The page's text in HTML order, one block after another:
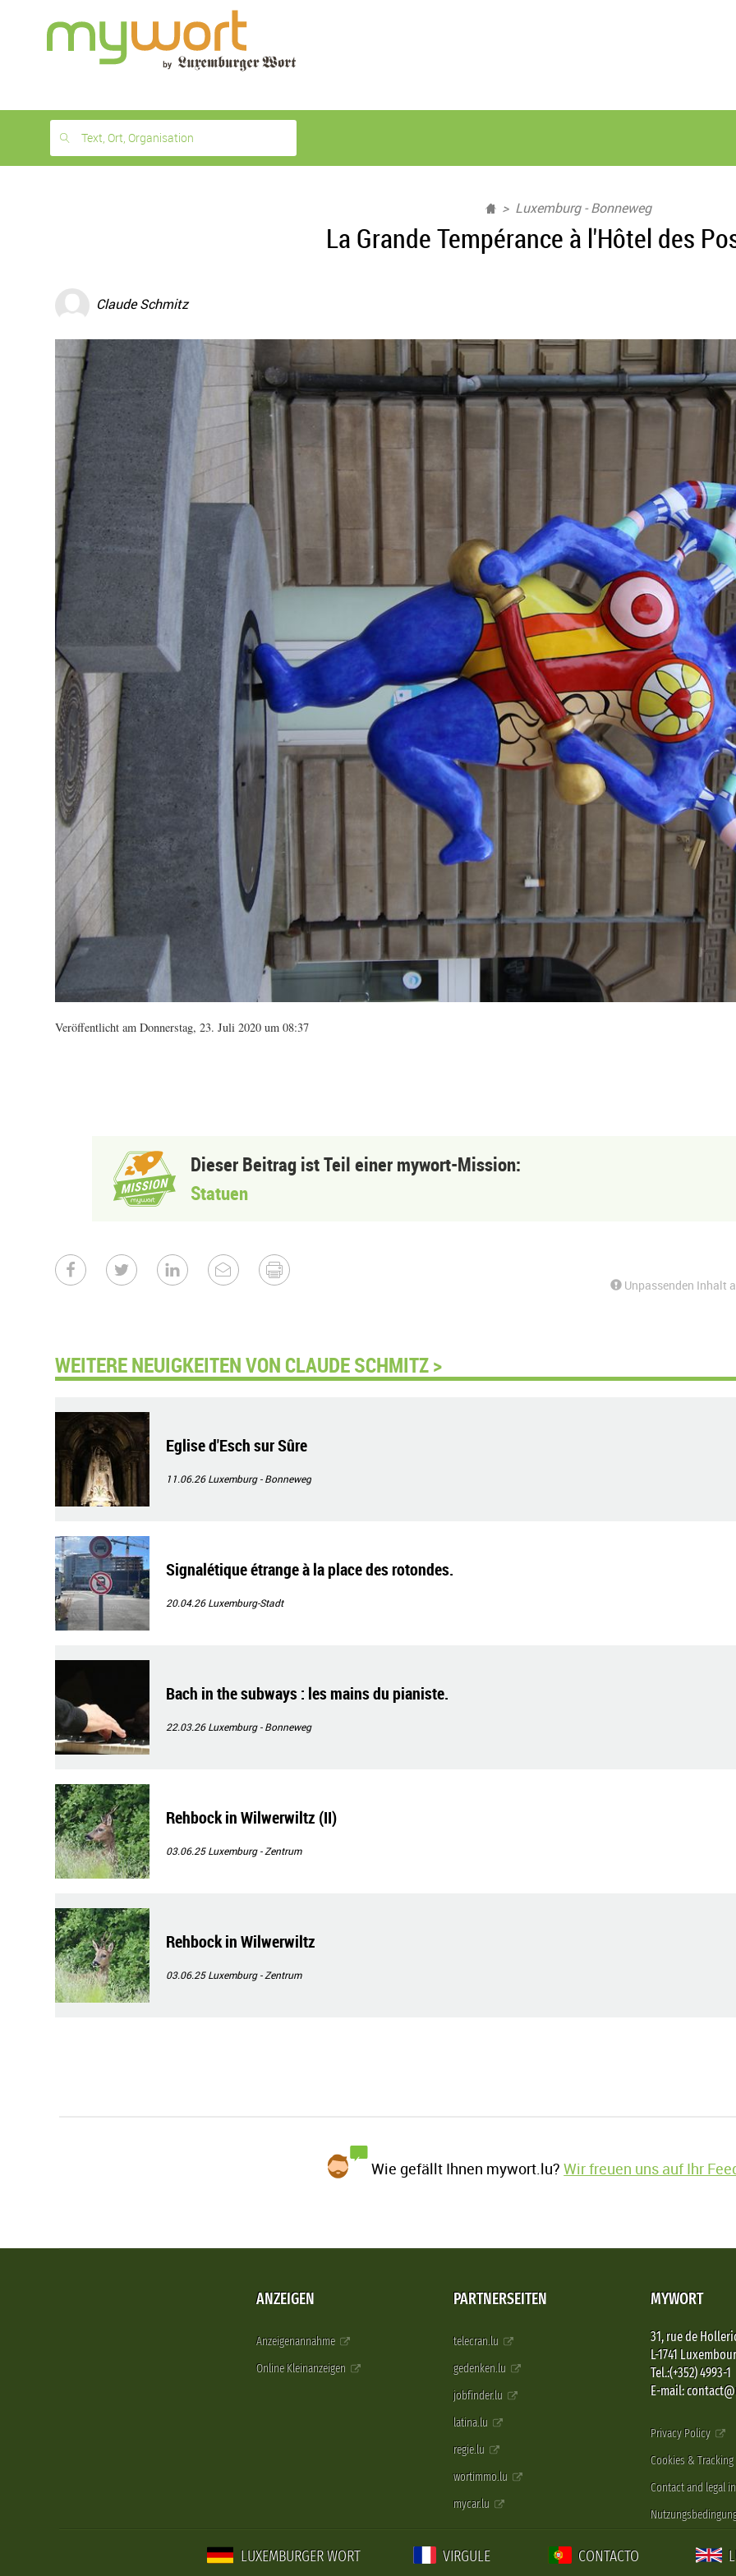
month
free
Text, Ort, Organisation
Luxemburg - Bonneweg
La Grande Tempérance à l'Hôtel des
Claude Schmitz
Veröffentlicht am Donnerstag, 23. Juli 2020 um 08:37
Dieser Beitrag ist Teil einer mywort-Mission:
Statuen
Unpassenden Inhalt
WEITERE NEUIGKEITEN VON CLAUDE SCHMITZ >
Eglise d'Esch sur Sûre
11.06.26Luxemburg - Bonneweg
Signalétique étrange à la place des rotondes.
20.04.26Luxemburg-Stadt
Bach in the subways : les mains du pianiste.
22.03.26Luxemburg - Bonneweg
Rehbock in Wilwerwiltz (II)
03.06.25Luxemburg - Zentrum
Rehbock in Wilwerwiltz
03.06.25Luxemburg - Zentrum
Wie gefällt Ihnen mywort.lu?Wir freuen uns auf Ihr
ANZEIGEN
Anzeigenannahme
Online Kleinanzeigen
PARTNERSEITEN
telecran.lu
gedenken.lu
jobfinder.lu
latina.lu
regie.lu
wortimmo.lu
mycar.lu
MYWORT
31, rue de
L-1741
Tel.:(+352) 4993-1
E-mail:
Privacy Policy
Cookies & Tracking
Contact and legal
LUXEMBURGER WORT VIRGULE CONTACTO